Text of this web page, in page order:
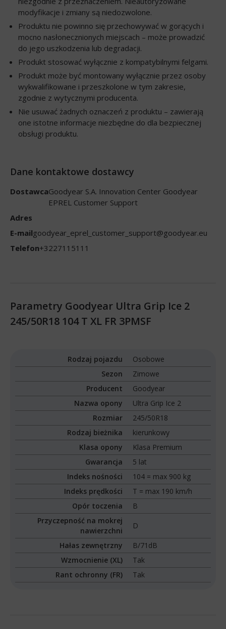
modyfikacje i zmiany są niedozwolone.
Produktu nie powinno się przechowywać w gorących i
mocno nasłonecznionych miejscach – może prowadzić
do jego uszkodzenia lub degradacji.
Produkt stosować wyłącznie z kompatybilnymi felgami.
Produkt może być montowany wyłącznie przez osoby
wykwalifikowane i przeszkolone w tym zakresie,
zgodnie z wytycznymi producenta.
Nie usuwać żadnych oznaczeń z produktu – zawierają
one istotne informacje niezbędne do dla bezpiecznej
obsługi produktu.
Dane kontaktowe dostawcy
DostawcaGoodyear S.A. Innovation Center Goodyear
EPREL Customer Support
Adres
E-mailgoodyear_eprel_customer_support@goodyear.eu
Telefon+3227115111
Parametry Goodyear Ultra Grip Ice 2
245/50R18 104 T XL FR 3PMSF
Rodzaj pojazdu
Osobowe
Sezon
Zimowe
Producent
Goodyear
Nazwa opony
Ultra Grip Ice 2
Rozmiar
245/50R18
Rodzaj bieżnika
kierunkowy
Klasa opony
Klasa Premium
Gwarancja
5 lat
Indeks nośności
104 = max 900 kg
Indeks prędkości
T = max 190 km/h
Opór toczenia
B
Przyczepność na mokrej
nawierzchni
D
Hałas zewnętrzny
B/71dB
Wzmocnienie (XL)
Tak
Rant ochronny (FR)
Tak